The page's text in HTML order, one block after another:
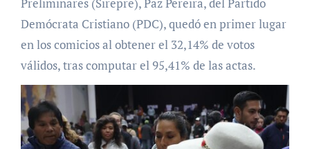
Preliminares (Sirepre), Paz Pereira, del Partido
Demócrata Cristiano (PDC), quedó en primer lugar
en los comicios al obtener el 32,14% de votos
válidos, tras computar el 95,41% de las actas.